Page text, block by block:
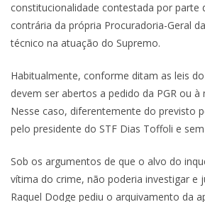
constitucionalidade contestada por
contrária da própria Procuradoria-Geral
técnico na atuação do Supremo.
Habitualmente, conforme ditam as leis
devem ser abertos a pedido da PGR ou
Nesse caso, diferentemente do previsto
pelo presidente do STF Dias Toffoli e
Sob os argumentos de que o alvo do
vítima do crime, não poderia investigar e
Raquel Dodge pediu o arquivamento da